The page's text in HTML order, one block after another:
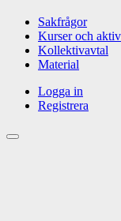
Sakfrågor
Kurser och
Kollektivavtal
Material
Logga in
Registrera